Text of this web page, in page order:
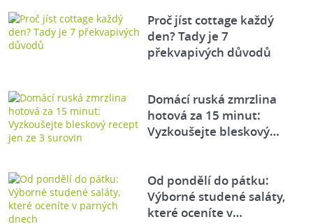
Proč jíst cottage každý
den? Tady je 7
překvapivých důvodů
Domácí ruská zmrzlina
hotová za 15 minut:
Vyzkoušejte bleskový…
Od pondělí do pátku:
Výborné studené saláty,
které oceníte v…